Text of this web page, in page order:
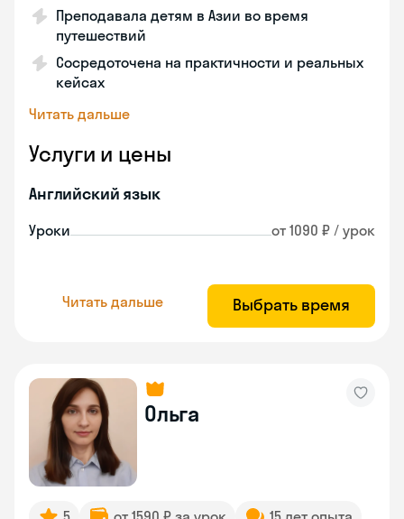
Преподавала детям в Азии во время
путешествий
Сосредоточена на практичности и реальных
кейсах
Читать дальше
Услуги и цены
Английский язык
Уроки от 1090 ₽ / урок
Читать дальше Выбрать время
Ольга